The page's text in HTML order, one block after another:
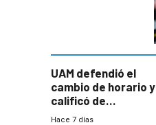
UAM defendió el
cambio de horario y
calificó de
“desproporcionado”
Hace 7 días